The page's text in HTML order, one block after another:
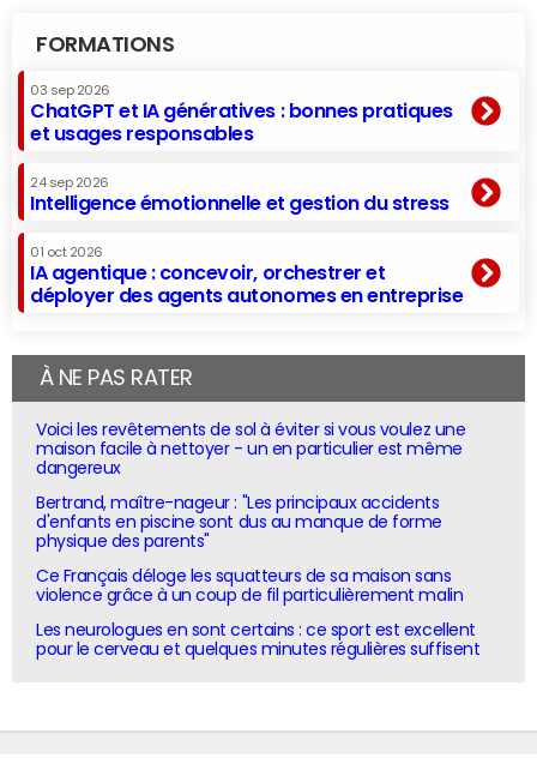
FORMATIONS
03 sep 2026
ChatGPT et IA génératives : bonnes pratiques
et usages responsables
24 sep 2026
Intelligence émotionnelle et gestion du stress
01 oct 2026
IA agentique : concevoir, orchestrer et
déployer des agents autonomes en entreprise
À NE PAS RATER
Voici les revêtements de sol à éviter si vous voulez une
maison facile à nettoyer - un en particulier est même
dangereux
Bertrand, maître-nageur : "Les principaux accidents
d'enfants en piscine sont dus au manque de forme
physique des parents"
Ce Français déloge les squatteurs de sa maison sans
violence grâce à un coup de fil particulièrement malin
Les neurologues en sont certains : ce sport est excellent
pour le cerveau et quelques minutes régulières suffisent